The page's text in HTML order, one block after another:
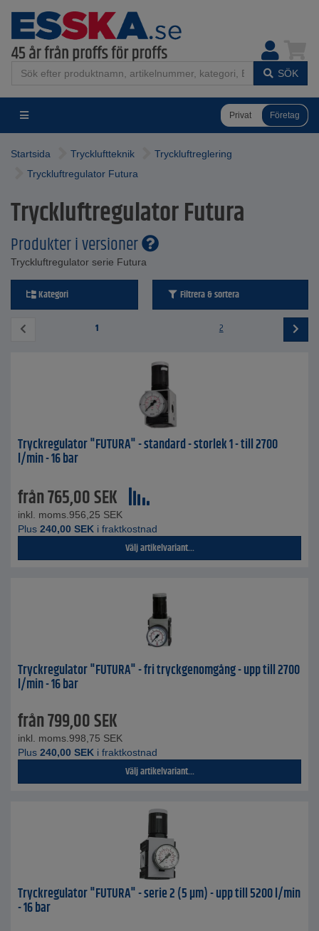
SÖK
Privat Företag
Startsida Tryckluftteknik
Tryckluftreglering
Tryckluftregulator Futura
Tryckluftregulator Futura
Produkter i versioner
Tryckluftregulator serie Futura
Kategori Filtrera & sortera
1 2
Tryckregulator "FUTURA" - standard - storlek 1 - till 2700
l/min - 16 bar
från765,00SEK
inkl. moms. 956,25 SEK
Plus 240,00 SEK i fraktkostnad
Välj artikelvariant...
Tryckregulator "FUTURA" - fri tryckgenomgång - upp till 2700
l/min - 16 bar
från799,00SEK
inkl. moms. 998,75 SEK
Plus 240,00 SEK i fraktkostnad
Välj artikelvariant...
Tryckregulator "FUTURA" - serie 2 (5 µm) - upp till 5200 l/min
- 16 bar